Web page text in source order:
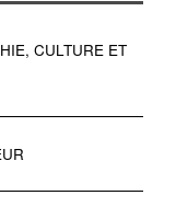
CULTURE ET